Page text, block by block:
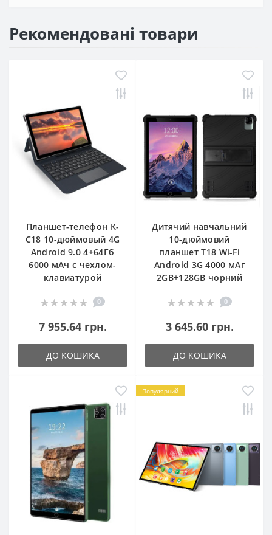
Рекомендовані товари
Планшет-телефон К-
С18 10-дюймовый 4G
Android 9.0 4+64Гб
6000 мАч с чехлом-
клавиатурой
0
7 955.64 грн.
ДО КОШИКА
Дитячий навчальний
10-дюймовий
планшет Т18 Wi-Fi
Android 3G 4000 мАг
2GB+128GB чорний
0
3 645.60 грн.
ДО КОШИКА
Популярний